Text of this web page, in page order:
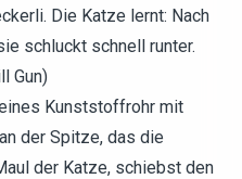
Die Katze lernt: Nach
schluckt schnell runter.
Gun)
Kunststoffrohr mit
der Spitze, das die
der Katze, schiebst den